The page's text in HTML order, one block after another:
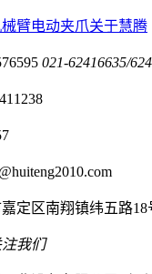
臂电动夹爪关于慧腾
021-62416635/
定区南翔镇纬五路18
我们